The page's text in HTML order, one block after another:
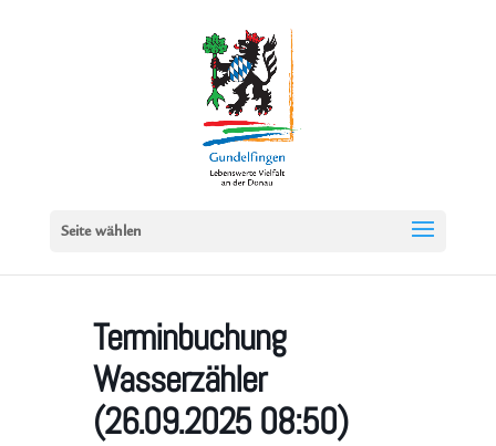
Seite wählen
Terminbuchung
Wasserzähler
(26.09.2025 08:50)